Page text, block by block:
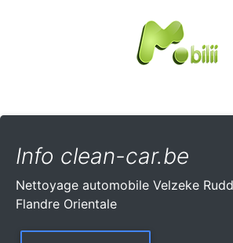
Info clean-car.be
Nettoyage automobile Velzeke
Flandre Orientale